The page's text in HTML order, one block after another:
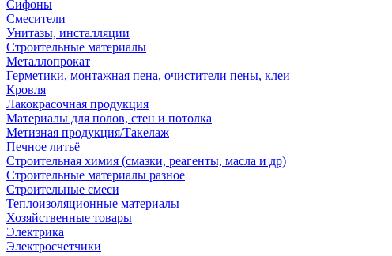
Сифоны
Смесители
Унитазы, инсталляции
Строительные материалы
Металлопрокат
Герметики, монтажная пена, очистители пены, клеи
Кровля
Лакокрасочная продукция
Материалы для полов, стен и потолка
Метизная продукция/Такелаж
Печное литьё
Строительная химия (смазки, реагенты, масла и др)
Строительные материалы разное
Строительные смеси
Теплоизоляционные материалы
Хозяйственные товары
Электрика
Электросчетчики